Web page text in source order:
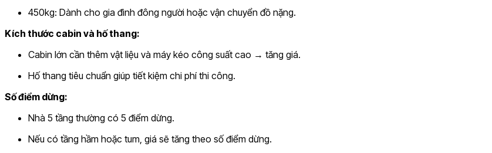
450kg: Dành cho gia đình đông người hoặc vận chuyển đồ nặng.
Kích thước cabin và hố thang:
Cabin lớn cần thêm vật liệu và máy kéo công suất cao → tăng giá.
Hố thang tiêu chuẩn giúp tiết kiệm chi phí thi công.
Số điểm dừng:
Nhà 5 tầng thường có 5 điểm dừng.
Nếu có tầng hầm hoặc tum, giá sẽ tăng theo số điểm dừng.